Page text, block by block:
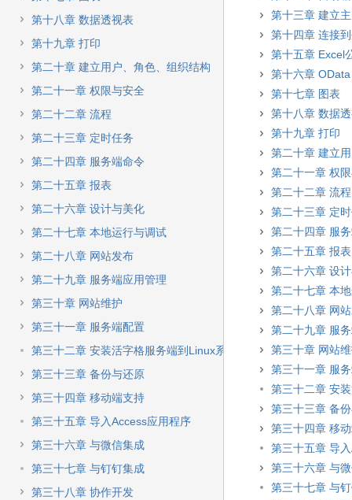
第十八章 数据透视表
第十九章 打印
第二十章 建立用户、角色、组织结构
第二十一章 权限与安全
第二十二章 流程
第二十三章 定时任务
第二十四章 服务端命令
第二十五章 报表
第二十六章 设计与美化
第二十七章 本地运行与调试
第二十八章 网站发布
第二十九章 服务端应用管理
第三十章 网站维护
第三十一章 服务端配置
第三十二章 安装活字格服务端到Linux系统
第三十三章 备份与还原
第三十四章 移动端支持
第三十五章 导入Access应用程序
第三十六章 与微信集成
第三十七章 与钉钉集成
第三十八章 协作开发
第十三章 建立
第十四章 连接
第十五章 Excel
第十六章 OData
第十七章 图表
第十八章 数据
第十九章 打印
第二十章 建立
第二十一章 权
第二十二章 流程
第二十三章 定
第二十四章 服
第二十五章 报表
第二十六章 设
第二十七章 本
第二十八章 网
第二十九章 服
第三十章 网站
第三十一章 服
第三十二章 安
第三十三章 备
第三十四章 移
第三十五章 导
第三十六章 与
第三十七章 与